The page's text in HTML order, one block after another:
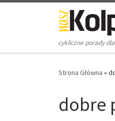
Skip to content
cykliczne porady
Strona Główna »
dobre